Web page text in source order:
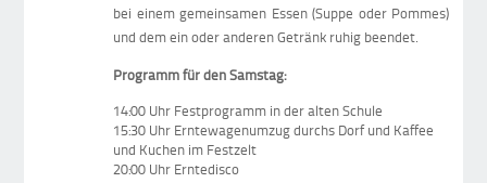
bei einem gemeinsamen Essen (Suppe oder Pommes)
und dem ein oder anderen Getränk ruhig beendet.
Programm für den Samstag:
14:00 Uhr Festprogramm in der alten Schule
15:30 Uhr Erntewagenumzug durchs Dorf und Kaffee
und Kuchen im Festzelt
20:00 Uhr Erntedisco